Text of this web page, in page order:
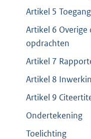
Artikel 5
Artikel 6 Overige
opdrachten
Artikel 7
Artikel 8
Artikel 9
Ondertekening
Toelichting